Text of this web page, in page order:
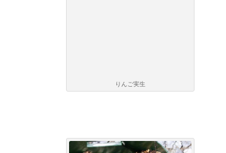
りんご実生